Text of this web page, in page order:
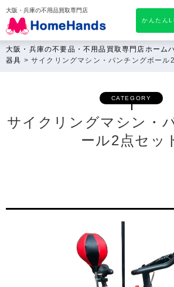
大阪・兵庫の不用品買取専門店
かんたん
大阪・兵庫の不要品・不用品買取専門店ホーム
器具 >サイクリングマシン・パンチングボール
CATEGORY
サイクリングマシン・
ール2点セッ